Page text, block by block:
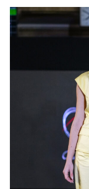
и
съвременен
дизайн